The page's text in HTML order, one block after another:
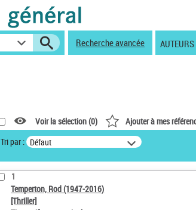
Recherche avancée
Voir la sélection (0) Ajouter à mes
Tri par : Défaut
1
Temperton, Rod (1947-2016)
[Thriller]